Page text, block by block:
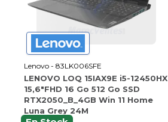
Lenovo - 83LK006SFE
LENOVO LOQ 15IAX9E i5-12450HX
15,6"FHD 16 Go 512 Go SSD
RTX2050_B_4GB Win 11 Home
Luna Grey 24M